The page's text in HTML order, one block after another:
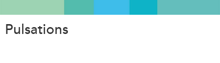
Pulsations